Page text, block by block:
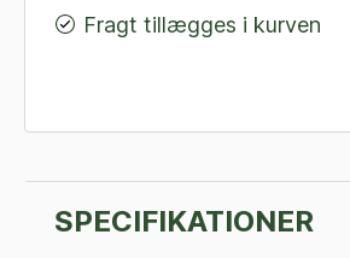
Fragt tillægges i kurven
SPECIFIKATIONER